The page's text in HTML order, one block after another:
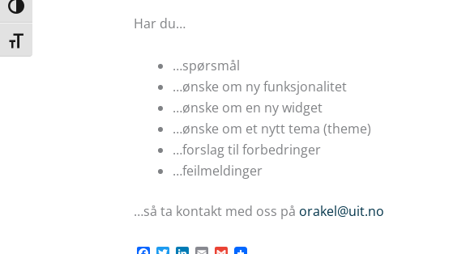
Toggle High Contrast
Toggle Font size
Har du…
…spørsmål
…ønske om ny funksjonalitet
…ønske om en ny widget
…ønske om et nytt tema (theme)
…forslag til forbedringer
…feilmeldinger
…så ta kontakt med oss på orakel@uit.no